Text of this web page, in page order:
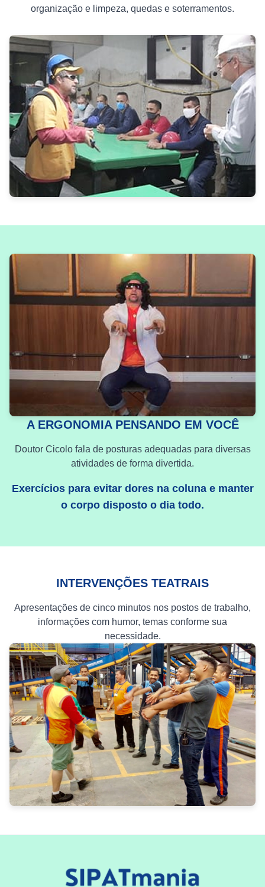
organização e limpeza, quedas e soterramentos.
A ERGONOMIA PENSANDO EM VOCÊ
Doutor Cicolo fala de posturas adequadas para diversas
atividades de forma divertida.
Exercícios para evitar dores na coluna e manter
o corpo disposto o dia todo.
INTERVENÇÕES TEATRAIS
Apresentações de cinco minutos nos postos de trabalho,
informações com humor, temas conforme sua
necessidade.